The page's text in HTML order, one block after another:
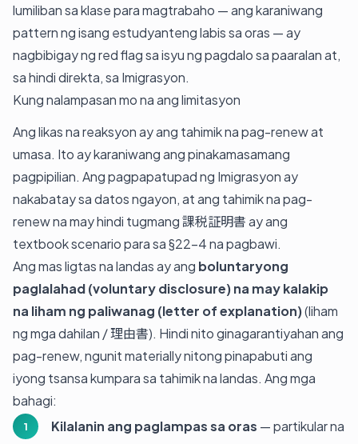
lumiliban sa klase para magtrabaho — ang karaniwang
pattern ng isang estudyanteng labis sa oras — ay
nagbibigay ng red flag sa isyu ng pagdalo sa paaralan at,
sa hindi direkta, sa Imigrasyon.
Kung nalampasan mo na ang limitasyon
Ang likas na reaksyon ay ang tahimik na pag-renew at
umasa. Ito ay karaniwang ang pinakamasamang
pagpipilian. Ang pagpapatupad ng Imigrasyon ay
nakabatay sa datos ngayon, at ang tahimik na pag-
renew na may hindi tugmang 課税証明書 ay ang
textbook scenario para sa §22-4 na pagbawi.
Ang mas ligtas na landas ay ang boluntaryong
paglalahad (voluntary disclosure) na may kalakip
na liham ng paliwanag (letter of explanation)(liham
ng mga dahilan / 理由書). Hindi nito ginagarantiyahan ang
pag-renew, ngunit materially nitong pinapabuti ang
iyong tsansa kumpara sa tahimik na landas. Ang mga
bahagi:
Kilalanin ang paglampas sa oras — partikular na